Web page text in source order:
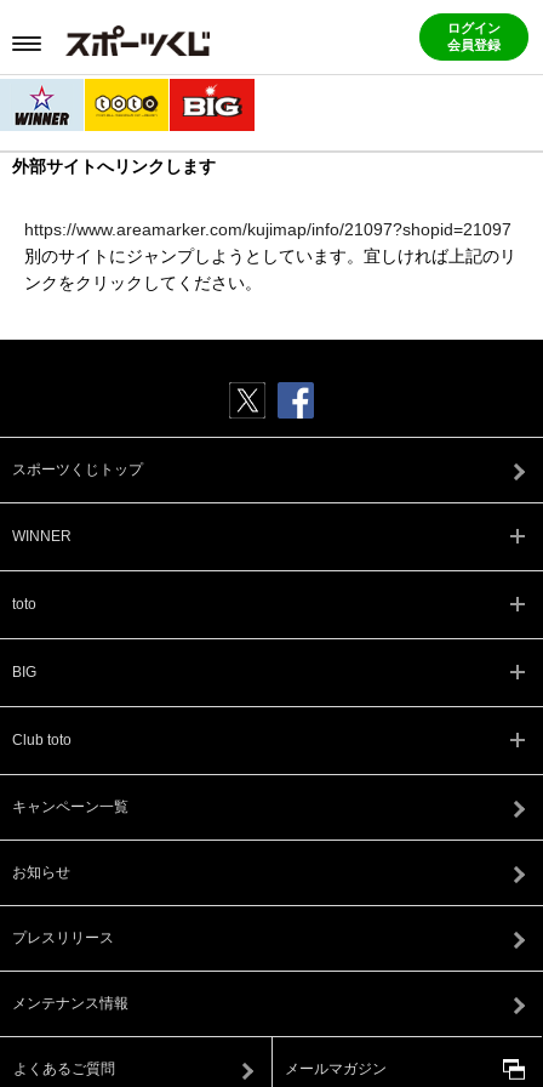
ログイン
会員登録
外部サイトへリンクします
https://www.areamarker.com/kujimap/info/21097?shopid=21097
別のサイトにジャンプしようとしています。宜しければ上記のリ
ンクをクリックしてください。
スポーツくじトップ
WINNER
toto
BIG
Club toto
キャンペーン一覧
お知らせ
プレスリリース
メンテナンス情報
よくあるご質問 メールマガジン